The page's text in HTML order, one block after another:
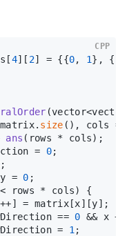
4][ 2] = {{0, 1}, {
(vector<vector<
size (), cols =
ans (rows * cols) ;
= 0;
;
= 0 ;
rows * cols) {
= matrix[x][y];
== 0 && x +
=
1 ;
CPP